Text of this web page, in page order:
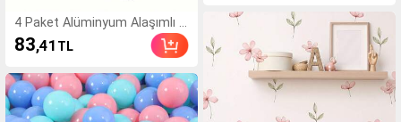
4 Paket Alüminyum Alaşımlı L
astik Vana Gövdesi Kapakları,
Arabalar, Motosikletler, Bisikle
anmaz ve Toz Geçirmez Met
al Vana Kapakları, Birden Fazl
a Araç Modeli ile Uyumlu
83,41 TL
Uygun Spor Saati